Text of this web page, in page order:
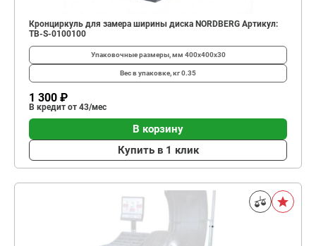
Кронциркуль для замера ширины диска NORDBERG Артикул:
TB-S-0100100
Упаковочные размеры, мм 400x400x30
Вес в упаковке, кг0.35
1 300 ₽
В кредит от 43/мес
В корзину
Купить в 1 клик